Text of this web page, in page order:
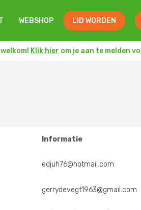
WEBSHOP LID WORDEN
Klik hier om je aan te melden
Informatie
edjuh76@hotmail.com
gerrydevegt1963@gmail.com